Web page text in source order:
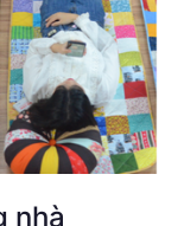
nhà